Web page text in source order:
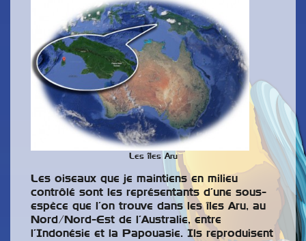
Les îles Aru
Les oiseaux que je maintiens en milieu
contrôlé sont les représentants d’une sous-
espèce que l’on trouve dans les îles Aru, au
Nord/Nord-Est de l’Australie, entre
l’Indonésie et la Papouasie. Ils reproduisent